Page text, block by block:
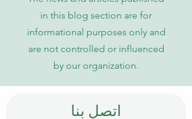
in this blog section are for
informational purposes only and
are not controlled or influenced
by our organization.
اتصل بنا